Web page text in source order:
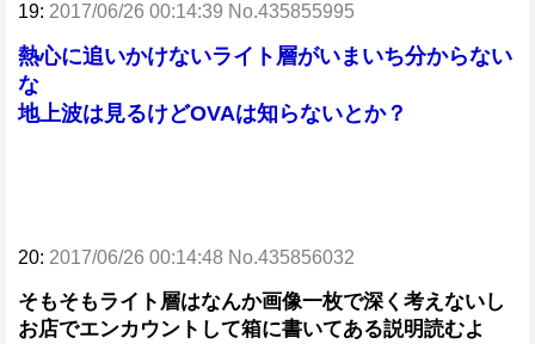
19: 2017/06/26 00:14:39 No.435855995
熱心に追いかけないライト層がいまいち分からない
な
地上波は見るけどOVAは知らないとか？
20: 2017/06/26 00:14:48 No.435856032
そもそもライト層はなんか画像一枚で深く考えないし
お店でエンカウントして箱に書いてある説明読むよ